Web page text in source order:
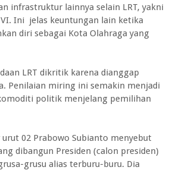
infrastruktur lainnya selain LRT, yakni
Ini jelas keuntungan lain ketika
diri sebagai Kota Olahraga yang
LRT dikritik karena dianggap
Penilaian miring ini semakin menjadi
politik menjelang pemilihan
02 Prabowo Subianto menyebut
dibangun Presiden (calon presiden)
grusu alias terburu-buru. Dia